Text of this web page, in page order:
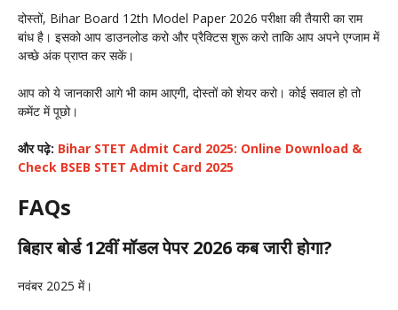
दोस्तों, Bihar Board 12th Model Paper 2026 परीक्षा की तैयारी का राम
बांध है। इसको आप डाउनलोड करो और प्रैक्टिस शुरू करो ताकि आप अपने एग्जाम में
अच्छे अंक प्राप्त कर सकें।
आप को ये जानकारी आगे भी काम आएगी, दोस्तों को शेयर करो। कोई सवाल हो तो
कमेंट में पूछो।
और पढ़े: Bihar STET Admit Card 2025: Online Download &
Check BSEB STET Admit Card 2025
FAQs
बिहार बोर्ड 12वीं मॉडल पेपर 2026 कब जारी होगा?
नवंबर 2025 में।